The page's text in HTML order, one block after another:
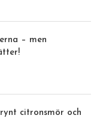
– men
citronsmör och